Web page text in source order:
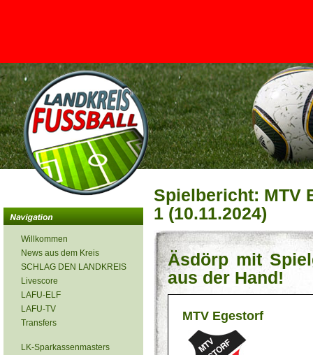
<
Willkommen
News aus dem Kreis
SCHLAG DEN LANDKREIS
Livescore
LAFU-ELF
LAFU-TV
Transfers
LK-Sparkassenmasters
Spielbericht: MTV
1 (10.11.2024)
Äsdörp mit
aus der Hand!
MTV Egestorf